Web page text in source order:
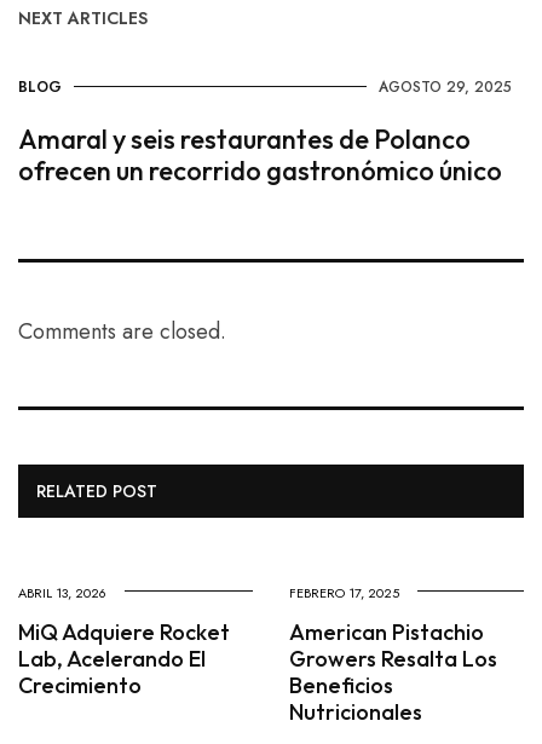
NEXT ARTICLES
BLOG AGOSTO 29, 2025
Amaral y seis restaurantes de Polanco
ofrecen un recorrido gastronómico único
Comments are closed.
RELATED POST
ABRIL 13, 2026
MiQ Adquiere Rocket
Lab, Acelerando El
Crecimiento
FEBRERO 17, 2025
American Pistachio
Growers Resalta Los
Beneficios
Nutricionales